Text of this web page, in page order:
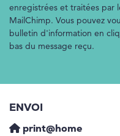
enregistrées et traitées par
MailChimp. Vous pouvez
bulletin d'information en
bas du message reçu.
ENVOI
print@home